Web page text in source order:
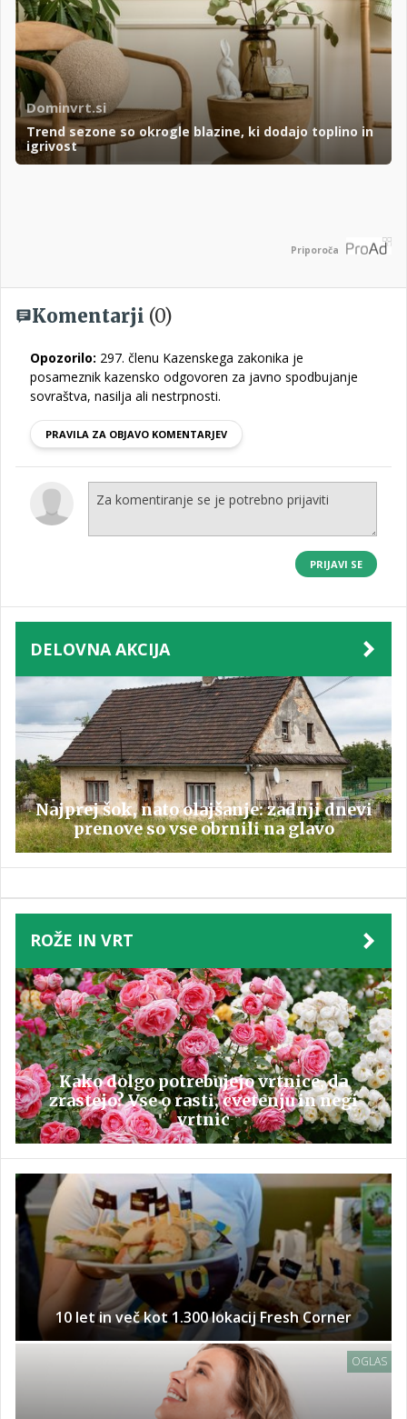
Dominvrt.si
Trend sezone so okrogle blazine, ki dodajo toplino in
igrivost
Priporoča
Komentarji (0)
Opozorilo: 297. členu Kazenskega zakonika je
posameznik kazensko odgovoren za javno spodbujanje
sovraštva, nasilja ali nestrpnosti.
PRAVILA ZA OBJAVO KOMENTARJEV
PRIJAVI SE
DELOVNA AKCIJA
Najprej šok, nato olajšanje: zadnji dnevi
prenove so vse obrnili na glavo
ROŽE IN VRT
Kako dolgo potrebujejo vrtnice, da
zrastejo? Vse o rasti, cvetenju in negi
vrtnic
10 let in več kot 1.300 lokacij Fresh Corner
OGLAS